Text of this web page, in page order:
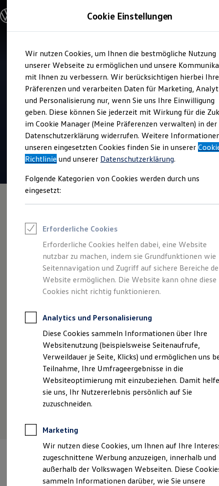
Hauptinhalt
springen
Footer
springen
Modelle und Konfigurator
Modelle vergleichen
Elektroautos
ENERGY Sondermodelle
Nutzfahrzeuge
SUV und CUV
Familienautos
Kombis
Kompaktwagen
Sportwagen
Schnell verfügbare Fahrzeuge
Angebote und Produkte
Aktuelle Angebote
E-Auto-Förderung
Volkswagen Marktplatz
Junge Gebrauchtwagen und Gebrauchtwagen
Volkswagen Zertifizierte Gebrauchtwagen
Zubehör- und Serviceangebote
Leasing
Leasing-Angebote
Gebrauchtwagen Leasing
Junge Gebrauchtwagen-Leasing
Elektroauto Leasing
Kleinwagen-Leasing
Leasing ohne Anzahlung
Finanzierung
Kfz-Versicherung
Restschuldversicherungen
Garantien
Wartungsverträge
Geschäftskunden
Professional Class bei Volkswagen
Großkunden
Behörden
Direktkunden
Sonderfahrzeuge
Anpfiff zum Gewinn
Elektroautos
ID. Tutorials
Elektrofahrzeugkonzepte
Reichweite
Reichweite der ID. Modelle
Reichweite im Winter
Verkauf und Service
Autohaus Schnitzler
Langenfeld
Top Kundenzufriedenheit Verkauf 2026
4.8|443 Bewertungen
Angebot gültig bis 30.09.2026 Geschäftskunden
Begeistert. Der neue vollelektrische ID. Cross.
ID. Cross Life ab 289,00 €
Sonderzahlung | 48 Monate Laufzeit | Jährliche
Fahrleistung: 10.000 km
Details ansehen
Cookie Einstellungen
Wir nutzen Cookies, um Ihnen die bestmögliche Nutzung
unserer Webseite zu ermöglichen und unsere
mit Ihnen zu verbessern. Wir berücksichtigen hierbei Ihre
Präferenzen und verarbeiten Daten für Marketing,
und Personalisierung nur, wenn Sie uns Ihre Einwilligung
geben. Diese können Sie jederzeit mit Wirkung für die
im Cookie Manager (Meine Präferenzen verwalten) in der
Datenschutzerklärung widerrufen. Weitere
unseren eingesetzten Cookies finden Sie in unserer
Richtlinie und unserer Datenschutzerklärung.
Folgende Kategorien von Cookies werden durch uns
eingesetzt:
Erforderliche Cookies
Erforderliche Cookies helfen dabei, eine Website
nutzbar zu machen, indem sie Grundfunktionen wie
Seitennavigation und Zugriff auf sichere Bereiche
Website ermöglichen. Die Website kann ohne diese
Cookies nicht richtig funktionieren.
Analytics und Personalisierung
Diese Cookies sammeln Informationen über Ihre
Websitenutzung (beispielsweise Seitenaufrufe,
Verweildauer je Seite, Klicks) und ermöglichen uns
Teilnahme, Ihre Umfrageergebnisse in die
Websiteoptimierung mit einzubeziehen. Damit
sie uns, Ihr Nutzererlebnis persönlich auf Sie
zuzuschneiden.
Marketing
Wir nutzen diese Cookies, um Ihnen auf Ihre
zugeschnittene Werbung anzuzeigen, innerhalb und
außerhalb der Volkswagen Webseiten. Diese
sammeln Informationen darüber, wie Sie unsere